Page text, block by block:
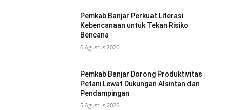
Pemkab Banjar Perkuat Literasi
Kebencanaan untuk Tekan Risiko
Bencana
6 Agustus 2026
Pemkab Banjar Dorong Produktivitas
Petani Lewat Dukungan Alsintan dan
Pendampingan
5 Agustus 2026